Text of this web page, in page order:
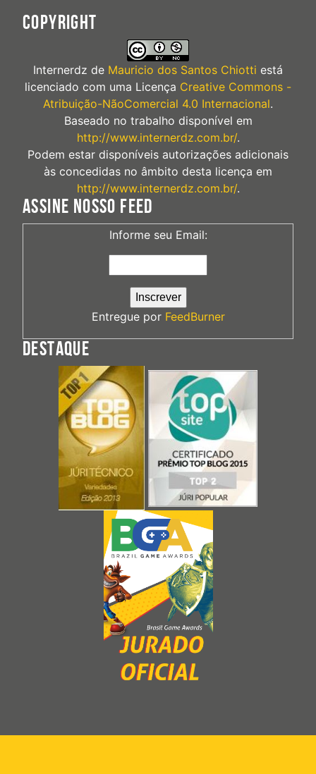
COPYRIGHT
Internerdz de Mauricio dos Santos Chiotti está
licenciado com uma Licença Creative Commons -
Atribuição-NãoComercial 4.0 Internacional.
Baseado no trabalho disponível em
http://www.internerdz.com.br/.
Podem estar disponíveis autorizações adicionais
às concedidas no âmbito desta licença em
http://www.internerdz.com.br/.
ASSINE NOSSO FEED
Informe seu Email:
Entregue por FeedBurner
DESTAQUE